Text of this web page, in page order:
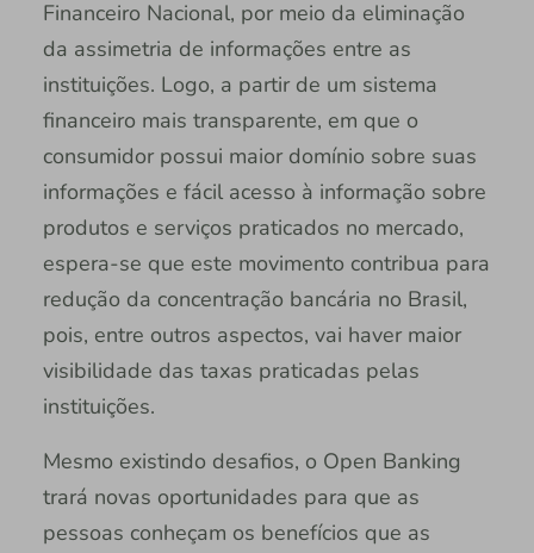
Financeiro Nacional, por meio da eliminação
da assimetria de informações entre as
instituições. Logo, a partir de um sistema
financeiro mais transparente, em que o
consumidor possui maior domínio sobre suas
informações e fácil acesso à informação sobre
produtos e serviços praticados no mercado,
espera-se que este movimento contribua para
redução da concentração bancária no Brasil,
pois, entre outros aspectos, vai haver maior
visibilidade das taxas praticadas pelas
instituições.
Mesmo existindo desafios, o Open Banking
trará novas oportunidades para que as
pessoas conheçam os benefícios que as